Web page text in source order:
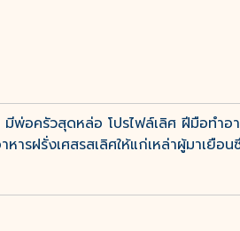
อครัวสุดหล่อ โปรไฟล์เลิศ ฝีมือทำอ
ารฝรั่งเศสรสเลิศให้แก่เหล่าผู้มาเยื